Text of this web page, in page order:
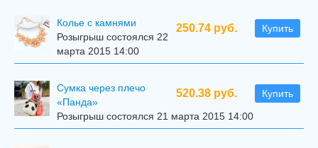
250.74 руб. Купить
Колье с камнями
Розыгрыш состоялся 22
марта 2015 14:00
520.38 руб. Купить
Сумка через плечо
«Панда»
Розыгрыш состоялся 21 марта 2015 14:00